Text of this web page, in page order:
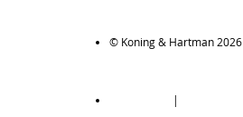
© Koning & Hartman 2026
|